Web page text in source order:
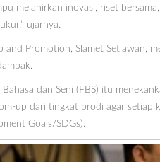
melahirkan inovasi, riset
ujarnya.
and Promotion, Slamet Setiawan,
Bahasa dan Seni (FBS) itu
up dari tingkat prodi agar setiap
Goals/SDGs).